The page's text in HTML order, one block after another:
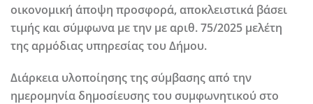
οικονομική άποψη προσφορά, αποκλειστικά βάσει
τιμής και σύμφωνα με την με αριθ. 75/2025 μελέτη
της αρμόδιας υπηρεσίας του Δήμου.
Διάρκεια υλοποίησης της σύμβασης από την
ημερομηνία δημοσίευσης του συμφωνητικού στο